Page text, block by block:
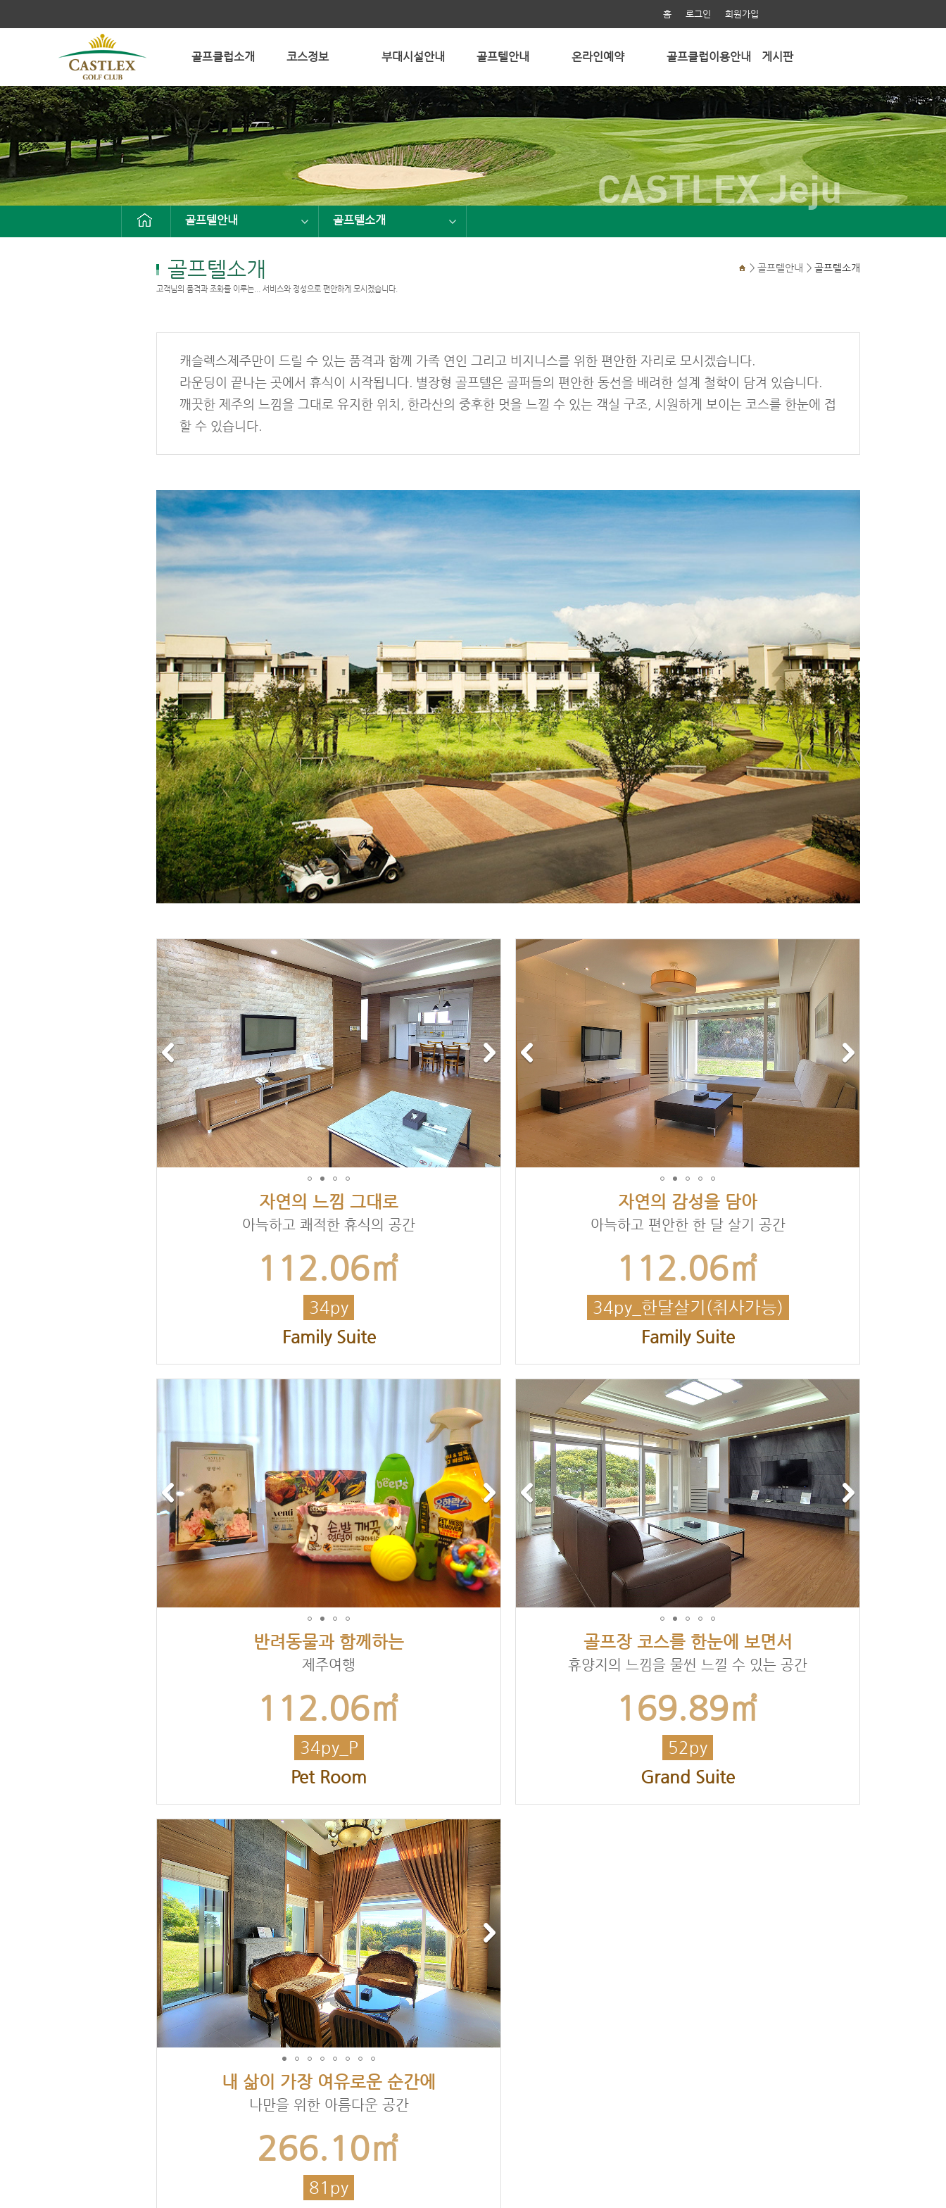
홈 로그인 회원가입
골프클럽소개 코스정보 부대시설안내 골프텔안내 온라인예약 골프클럽이용안내 게시판
CASTLEX Jeju
골프텔안내 골프텔소개
골프텔소개
고객님의 품격과 조화를 이루는... 서비스와 정성으로 편안하게 모시겠습니다.
> 골프텔안내 > 골프텔소개
캐슬렉스제주만이 드릴 수 있는 품격과 함께 가족 연인 그리고 비지니스를 위한 편안한 자리로 모시겠습니다.
라운딩이 끝나는 곳에서 휴식이 시작됩니다. 별장형 골프텔은 골퍼들의 편안한 동선을 배려한 설계 철학이 담겨 있습니다.
깨끗한 제주의 느낌을 그대로 유지한 위치, 한라산의 중후한 멋을 느낄 수 있는 객실 구조, 시원하게 보이는 코스를 한눈에 접
할 수 있습니다.
자연의 느낌 그대로
아늑하고 쾌적한 휴식의 공간
112.06㎡
34py
Family Suite
자연의 감성을 담아
아늑하고 편안한 한 달 살기 공간
112.06㎡
34py_한달살기(취사가능)
Family Suite
반려동물과 함께하는
제주여행
112.06㎡
34py_P
Pet Room
골프장 코스를 한눈에 보면서
휴양지의 느낌을 물씬 느낄 수 있는 공간
169.89㎡
52py
Grand Suite
내 삶이 가장 여유로운 순간에
나만을 위한 아름다운 공간
266.10㎡
81py